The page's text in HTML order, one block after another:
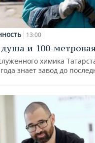
13:00
и 100-
химика
знает завод до